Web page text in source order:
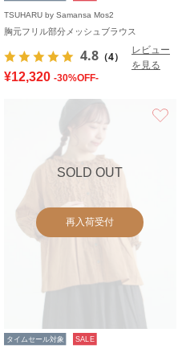
TSUHARU by Samansa Mos2
胸元フリル部分メッシュブラウス
4.8 （4）
レビュー
を見る
¥12,320 -30%OFF-
SOLD OUT
再入荷受付
タイムセール対象 SALE